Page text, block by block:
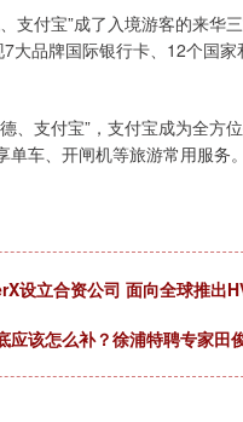
支付宝”成了入境游客的来华
大品牌国际银行卡、12个国
、支付宝”，支付宝成为全方
车、开闸机等旅游常用服务。
设立合资公司 面向全球推出
应该怎么补？徐浦特聘专家田